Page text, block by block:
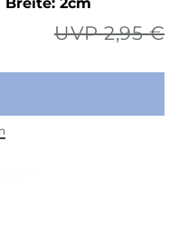
UVP 2,95 €